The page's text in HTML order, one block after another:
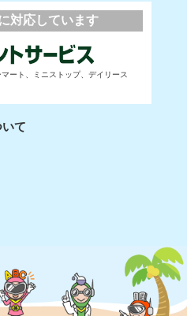
対応しています
ート、ミニストップ、デイリース
て